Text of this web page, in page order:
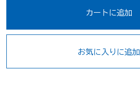
カートに追加
お気に入りに追加